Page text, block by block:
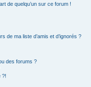
de quelqu’un sur ce forum !
de ma liste d’amis et d’ignorés ?
des forums ?
?!